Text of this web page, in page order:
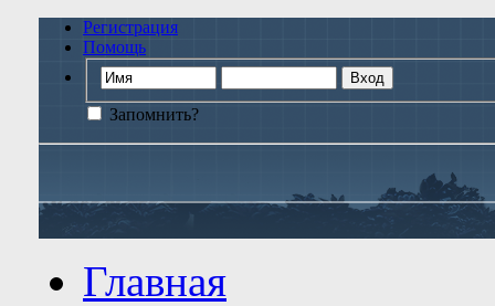
Регистрация
Помощь
Запомнить?
Главная